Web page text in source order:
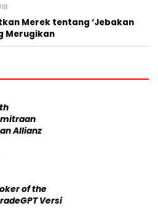
Merek tentang ‘Jebakan
Merugikan
Allianz
of the
Versi